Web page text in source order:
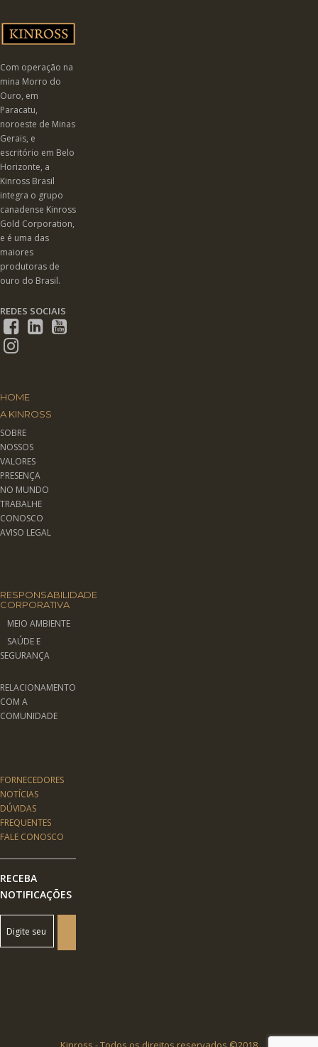
Com operação na
mina Morro do
Ouro, em
Paracatu,
noroeste de Minas
Gerais, e
escritório em Belo
Horizonte, a
Kinross Brasil
integra o grupo
canadense Kinross
Gold Corporation,
e é uma das
maiores
produtoras de
ouro do Brasil.
REDES SOCIAIS
HOME
A KINROSS
SOBRE
NOSSOS
VALORES
PRESENÇA
NO MUNDO
TRABALHE
CONOSCO
AVISO LEGAL
RESPONSABILIDADE
CORPORATIVA
MEIO AMBIENTE
SAÚDE E
SEGURANÇA
RELACIONAMENTO
COM A
COMUNIDADE
FORNECEDORES
NOTÍCIAS
DÚVIDAS
FREQUENTES
FALE CONOSCO
RECEBA
NOTIFICAÇÕES